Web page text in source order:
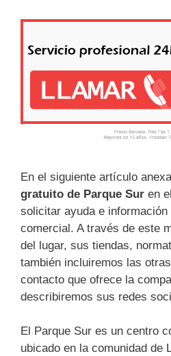
En el siguiente artículo
gratuito de Parque Sur en
solicitar ayuda e
comercial. A través de este
del lugar, sus tiendas,
también incluiremos las
contacto que ofrece la
describiremos sus redes
El Parque Sur es un centro
ubicado en la comunidad de